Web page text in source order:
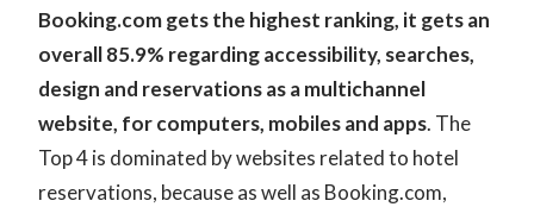
Booking.com gets the highest ranking, it gets an
overall 85.9% regarding accessibility, searches,
design and reservations as a multichannel
website, for computers, mobiles and apps. The
Top 4 is dominated by websites related to hotel
reservations, because as well as Booking.com,